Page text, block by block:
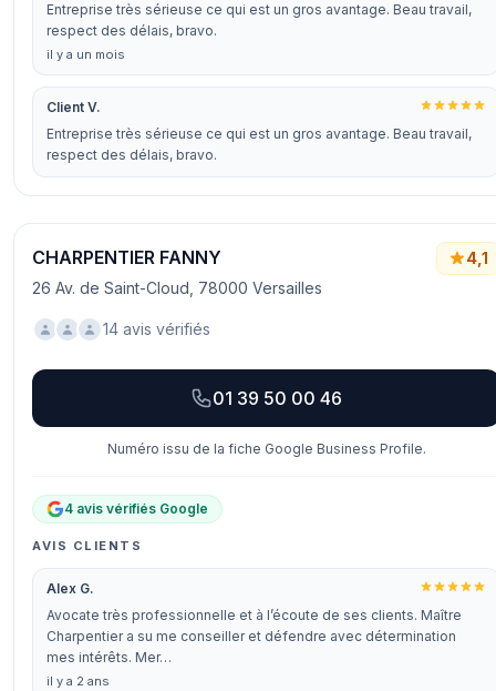
Entreprise très sérieuse ce qui est un gros avantage. Beau travail,
respect des délais, bravo.
il y a un mois
Client V.
Entreprise très sérieuse ce qui est un gros avantage. Beau travail,
respect des délais, bravo.
CHARPENTIER FANNY
26 Av. de Saint-Cloud, 78000 Versailles
4,1
14 avis vérifiés
01 39 50 00 46
Numéro issu de la fiche Google Business Profile.
4 avis vérifiés Google
AVIS CLIENTS
Alex G.
Avocate très professionnelle et à l’écoute de ses clients. Maître
Charpentier a su me conseiller et défendre avec détermination
mes intérêts. Mer…
il y a 2 ans